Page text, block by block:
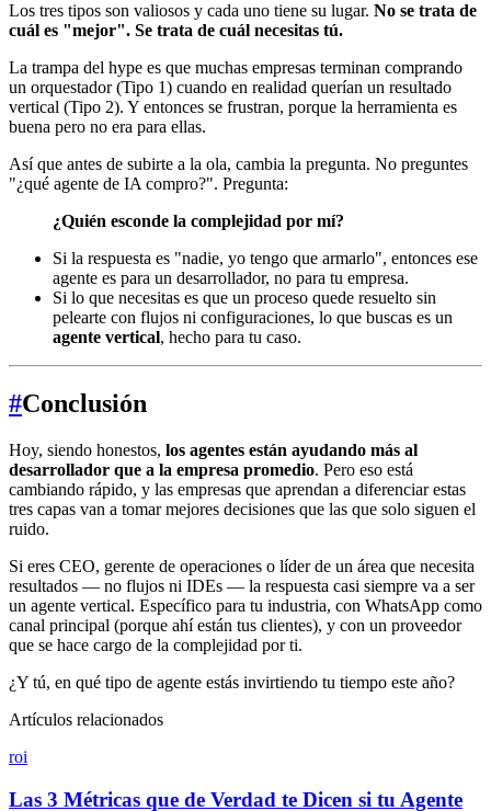
Los tres tipos son valiosos y cada uno tiene su lugar. No se trata de
cuál es "mejor". Se trata de cuál necesitas tú.
La trampa del hype es que muchas empresas terminan comprando
un orquestador (Tipo 1) cuando en realidad querían un resultado
vertical (Tipo 2). Y entonces se frustran, porque la herramienta es
buena pero no era para ellas.
Así que antes de subirte a la ola, cambia la pregunta. No preguntes
"¿qué agente de IA compro?". Pregunta:
¿Quién esconde la complejidad por mí?
Si la respuesta es "nadie, yo tengo que armarlo", entonces ese
agente es para un desarrollador, no para tu empresa.
Si lo que necesitas es que un proceso quede resuelto sin
pelearte con flujos ni configuraciones, lo que buscas es un
agente vertical, hecho para tu caso.
#Conclusión
Hoy, siendo honestos, los agentes están ayudando más al
desarrollador que a la empresa promedio. Pero eso está
cambiando rápido, y las empresas que aprendan a diferenciar estas
tres capas van a tomar mejores decisiones que las que solo siguen el
ruido.
Si eres CEO, gerente de operaciones o líder de un área que necesita
resultados — no flujos ni IDEs — la respuesta casi siempre va a ser
un agente vertical. Específico para tu industria, con WhatsApp como
canal principal (porque ahí están tus clientes), y con un proveedor
que se hace cargo de la complejidad por ti.
¿Y tú, en qué tipo de agente estás invirtiendo tu tiempo este año?
Artículos relacionados
roi
Las 3 Métricas que de Verdad te Dicen si tu Agente